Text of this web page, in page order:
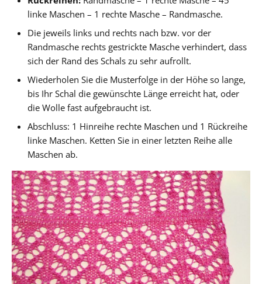
linke Maschen – 1 rechte Masche – Randmasche.
Die jeweils links und rechts nach bzw. vor der
Randmasche rechts gestrickte Masche verhindert, dass
sich der Rand des Schals zu sehr aufrollt.
Wiederholen Sie die Musterfolge in der Höhe so lange,
bis Ihr Schal die gewünschte Länge erreicht hat, oder
die Wolle fast aufgebraucht ist.
Abschluss: 1 Hinreihe rechte Maschen und 1 Rückreihe
linke Maschen. Ketten Sie in einer letzten Reihe alle
Maschen ab.